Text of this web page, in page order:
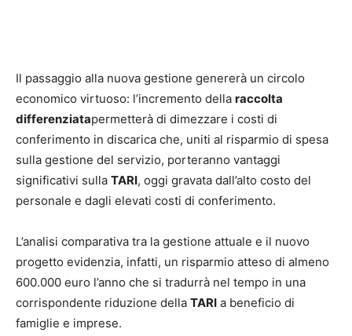
Il passaggio alla nuova gestione genererà un circolo
economico virtuoso: l’incremento della raccolta
differenziatapermetterà di dimezzare i costi di
conferimento in discarica che, uniti al risparmio di spesa
sulla gestione del servizio, porteranno vantaggi
significativi sulla TARI, oggi gravata dall’alto costo del
personale e dagli elevati costi di conferimento.
L’analisi comparativa tra la gestione attuale e il nuovo
progetto evidenzia, infatti, un risparmio atteso di almeno
600.000 euro l’anno che si tradurrà nel tempo in una
corrispondente riduzione della TARI a beneficio di
famiglie e imprese.